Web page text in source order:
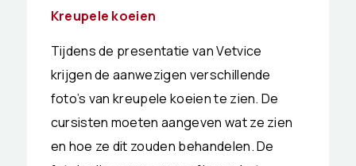
Kreupele koeien
Tijdens de presentatie van Vetvice
krijgen de aanwezigen verschillende
foto’s van kreupele koeien te zien. De
cursisten moeten aangeven wat ze zien
en hoe ze dit zouden behandelen. De